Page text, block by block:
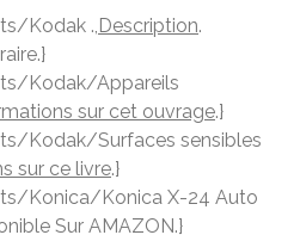
Kodak ., Description.
Kodak/Appareils
sur cet ouvrage.}
Kodak/Surfaces sensibles
sur ce livre.}
Konica/Konica X-24 Auto
Sur AMAZON.}